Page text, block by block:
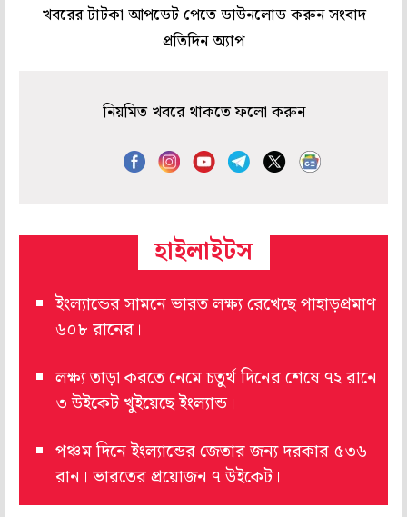
খবরের টাটকা আপডেট পেতে ডাউনলোড করুন সংবাদ
প্রতিদিন অ্যাপ
নিয়মিত খবরে থাকতে ফলো করুন
হাইলাইটস
ইংল্যান্ডের সামনে ভারত লক্ষ্য রেখেছে পাহাড়প্রমাণ
৬০৮ রানের।
লক্ষ্য তাড়া করতে নেমে চতুর্থ দিনের শেষে ৭২ রানে
৩ উইকেট খুইয়েছে ইংল্যান্ড।
পঞ্চম দিনে ইংল্যান্ডের জেতার জন্য দরকার ৫৩৬
রান। ভারতের প্রয়োজন ৭ উইকেট।